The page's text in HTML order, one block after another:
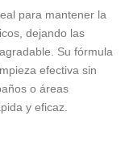
para mantener la
dejando las
Su fórmula
efectiva sin
o áreas
y eficaz.